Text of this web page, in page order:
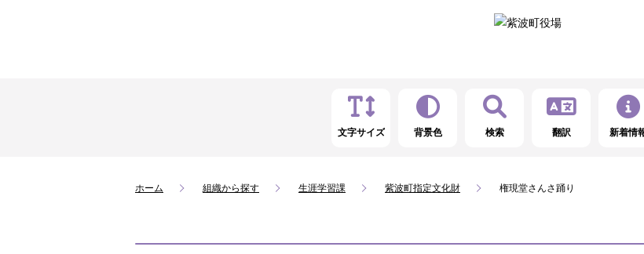
文字サイズ 背景色 検索 翻訳 新着情
ホーム 組織から探す 生涯学習課 紫波町指定文化財 権現堂さんさ踊り